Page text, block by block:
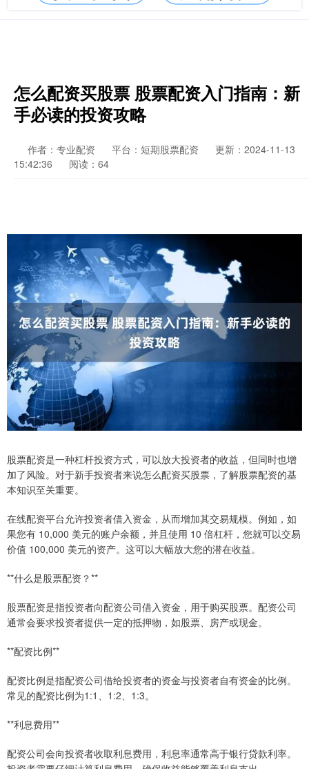
怎么配资买股票 股票配资入门指南：新
手必读的投资攻略
作者：专业配资 平台：短期股票配资
更新：2024-11-13
15:42:36
阅读：64
股票配资是一种杠杆投资方式，可以放大投资者的收益，但同时也增
加了风险。对于新手投资者来说怎么配资买股票，了解股票配资的基
本知识至关重要。
在线配资平台允许投资者借入资金，从而增加其交易规模。例如，如
果您有 10,000 美元的账户余额，并且使用 10 倍杠杆，您就可以交易
价值 100,000 美元的资产。这可以大幅放大您的潜在收益。
**什么是股票配资？**
股票配资是指投资者向配资公司借入资金，用于购买股票。配资公司
通常会要求投资者提供一定的抵押物，如股票、房产或现金。
**配资比例**
配资比例是指配资公司借给投资者的资金与投资者自有资金的比例。
常见的配资比例为1:1、1:2、1:3。
**利息费用**
配资公司会向投资者收取利息费用，利息率通常高于银行贷款利率。